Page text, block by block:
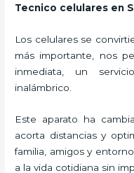
Tecnico celulares en
Los celulares se
más importante, nos
inmediata, un
inalámbrico.
Este aparato ha
acorta distancias y
familia, amigos y
a la vida cotidiana sin